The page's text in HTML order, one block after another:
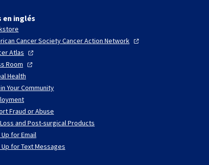
en inglés
Cancer Society Cancer Action Network
Atlas
Room
Health
Your Community
Fraud or Abuse
and Post-surgical Products
for Email
Up for Text Messages